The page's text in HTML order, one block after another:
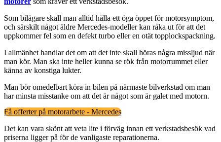
Som bilägare skall man alltid hålla ett öga öppet för motorsymptom,
och särskilt något äldre Mercedes-modeller kan råka ut för att det
uppkommer fel som en defekt turbo eller en otät topplockspackning.
I allmänhet handlar det om att det inte skall höras några missljud när
man kör. Man ska inte heller kunna se rök från motorrummet eller
känna av konstiga lukter.
Man bör omedelbart köra in bilen på närmaste bilverkstad om man
har minsta misstanke om att det är något som är galet med motorn.
Få offerter på motorarbete - Mercedes
Det kan vara skönt att veta lite i förväg innan ett verkstadsbesök vad
priserna ligger på för de vanligaste reparationerna.